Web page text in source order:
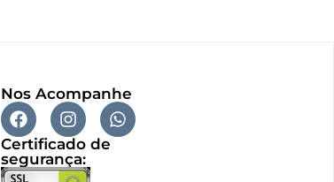
Nos Acompanhe
Certificado de
segurança: